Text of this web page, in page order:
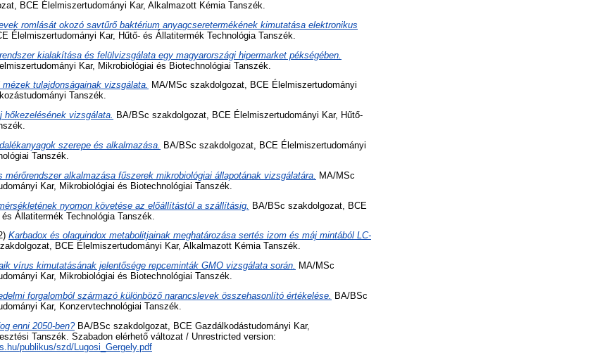
BCE Élelmiszertudományi Kar, Alkalmazott Kémia Tanszék.
romlását okozó savtűrő baktérium anyagcseretermékének kimutatása elektronikus
Élelmiszertudományi Kar, Hűtő- és Állatitermék Technológia Tanszék.
kialakítása és felülvizsgálata egy magyarországi hipermarket pékségében.
Kar, Mikrobiológiai és Biotechnológiai Tanszék.
mézek tulajdonságainak vizsgálata. MA/MSc szakdolgozat, BCE Élelmiszertudományi
Tanszék.
hőkezelésének vizsgálata. BA/BSc szakdolgozat, BCE Élelmiszertudományi Kar, Hűtő-
szerepe és alkalmazása. BA/BSc szakdolgozat, BCE Élelmiszertudományi
Tanszék.
mérőrendszer alkalmazása fűszerek mikrobiológiai állapotának vizsgálatára.
MA/MSc
Kar, Mikrobiológiai és Biotechnológiai Tanszék.
nyomon követése az előállítástól a szállításig. BA/BSc szakdolgozat, BCE
Állatitermék Technológia Tanszék.
Karbadox és olaquindox metabolitjainak meghatározása sertés izom és máj mintából LC-
BCE Élelmiszertudományi Kar, Alkalmazott Kémia Tanszék.
vírus kimutatásának jelentősége repceminták GMO vizsgálata során. MA/MSc
Kar, Mikrobiológiai és Biotechnológiai Tanszék.
forgalomból származó különböző narancslevek összehasonlító értékelése. BA/BSc
Kar, Konzervtechnológiai Tanszék.
enni 2050-ben?BA/BSc szakdolgozat, BCE Gazdálkodástudományi Kar,
Tanszék. Szabadon elérhető változat / Unrestricted version:
publikus/szd/Lugosi_Gergely.pdf